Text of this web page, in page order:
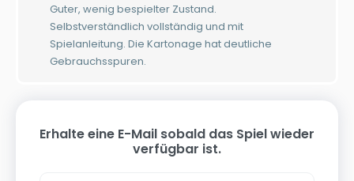
Guter, wenig bespielter Zustand.
Selbstverständlich vollständig und mit
Spielanleitung. Die Kartonage hat deutliche
Gebrauchsspuren.
Erhalte eine E-Mail sobald das Spiel wieder
verfügbar ist.